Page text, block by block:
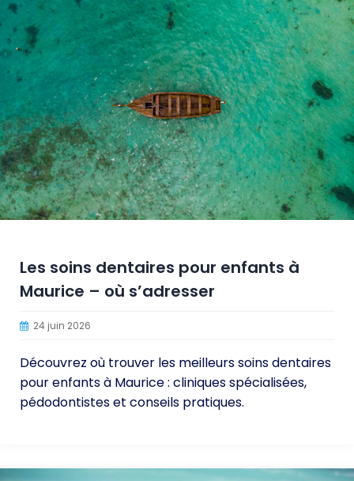
Les soins dentaires pour enfants à
Maurice – où s’adresser
24 juin 2026
Découvrez où trouver les meilleurs soins dentaires
pour enfants à Maurice : cliniques spécialisées,
pédodontistes et conseils pratiques.